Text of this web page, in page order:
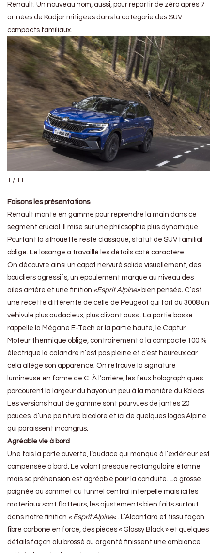
Renault. Un nouveau nom, aussi, pour repartir de zéro après 7
années de Kadjar mitigées dans la catégorie des SUV
compacts familiaux.
1 / 11
Faisons les présentations
Renault monte en gamme pour reprendre la main dans ce
segment crucial. Il mise sur une philosophie plus dynamique.
Pourtant la silhouette reste classique, statut de SUV familial
oblige. Le losange a travaillé les détails côté caractère.
On découvre ainsi un capot nervuré solide visuellement, des
boucliers agressifs, un épaulement marqué au niveau des
ailes arrière et une finition «Esprit Alpine» bien pensée. C’est
une recette différente de celle de Peugeot qui fait du 3008 un
véhivule plus audacieux, plus clivant aussi. La partie basse
rappelle la Mégane E-Tech er la partie haute, le Captur.
Moteur thermique oblige, contrairement à la compacte 100 %
électrique la calandre n’est pas pleine et c’est heureux car
cela allège son apparence. On retrouve la signature
lumineuse en forme de C. À l’arrière, les feux holographiques
parcourent la largeur du hayon un peu à la manière du Koleos.
Les versions haut de gamme sont pourvues de jantes 20
pouces, d’une peinture bicolore et ici de quelques logos Alpine
qui paraissent incongrus.
Agréable vie à bord
Une fois la porte ouverte, l’audace qui manque à l’extérieur est
compensée à bord. Le volant presque rectangulaire étonne
mais sa préhension est agréable pour la conduite. La grosse
poignée au sommet du tunnel central interpelle mais ici les
matériaux sont flatteurs, les ajustements bien faits surtout
dans notre finition « Esprit Alpine« . L’Alcantara et tissu façon
fibre carbone en force, des pièces « Glossy Black » et quelques
détails façon alu brossé ou argenté finissent une ambiance